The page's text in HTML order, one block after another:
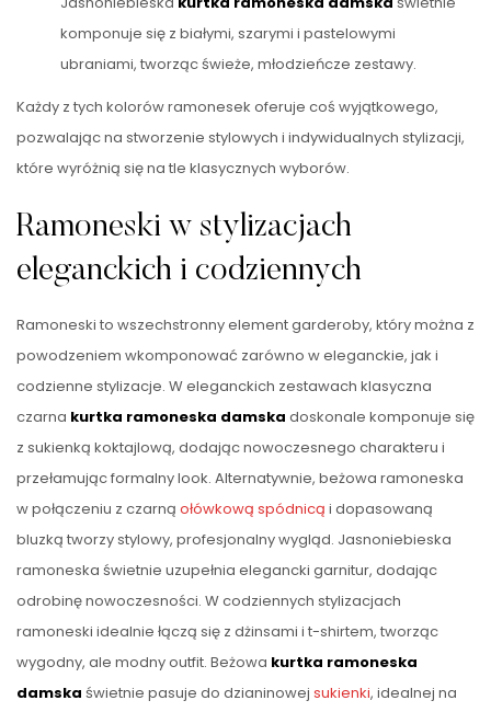
komponuje się z białymi, szarymi i pastelowymi
ubraniami, tworząc świeże, młodzieńcze zestawy.
Każdy z tych kolorów ramonesek oferuje coś wyjątkowego,
pozwalając na stworzenie stylowych i indywidualnych stylizacji,
które wyróżnią się na tle klasycznych wyborów.
Ramoneski w stylizacjach
eleganckich i codziennych
Ramoneski to wszechstronny element garderoby, który można z
powodzeniem wkomponować zarówno w eleganckie, jak i
codzienne stylizacje. W eleganckich zestawach klasyczna
czarna kurtka ramoneska damska doskonale komponuje się
z sukienką koktajlową, dodając nowoczesnego charakteru i
przełamując formalny look. Alternatywnie, beżowa ramoneska
w połączeniu z czarną ołówkową spódnicą i dopasowaną
bluzką tworzy stylowy, profesjonalny wygląd. Jasnoniebieska
ramoneska świetnie uzupełnia elegancki garnitur, dodając
odrobinę nowoczesności. W codziennych stylizacjach
ramoneski idealnie łączą się z dżinsami i t-shirtem, tworząc
wygodny, ale modny outfit. Beżowa kurtka ramoneska
damska świetnie pasuje do dzianinowej sukienki, idealnej na